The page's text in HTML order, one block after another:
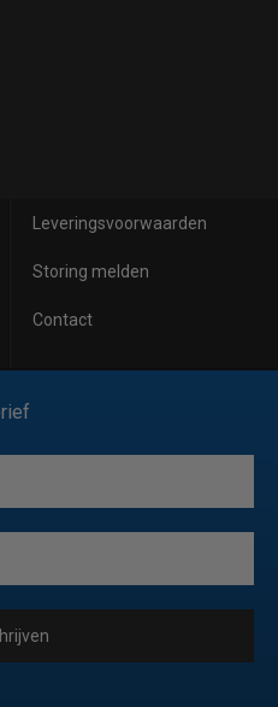
Leveringsvoorwaarden
Storing melden
Contact